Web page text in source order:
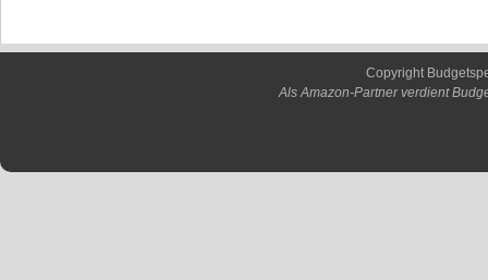
Copyright
Als Amazon-Partner verdient